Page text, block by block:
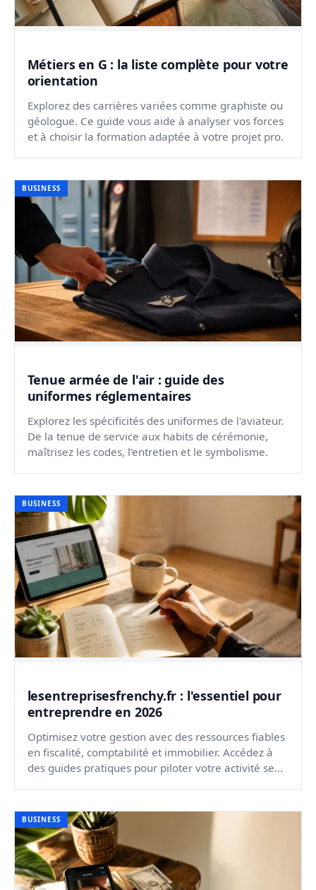
Métiers en G : la liste complète pour votre
orientation
Explorez des carrières variées comme graphiste ou
géologue. Ce guide vous aide à analyser vos forces
et à choisir la formation adaptée à votre projet pro.
BUSINESS
Tenue armée de l'air : guide des
uniformes réglementaires
Explorez les spécificités des uniformes de l'aviateur.
De la tenue de service aux habits de cérémonie,
maîtrisez les codes, l'entretien et le symbolisme.
BUSINESS
lesentreprisesfrenchy.fr : l'essentiel pour
entreprendre en 2026
Optimisez votre gestion avec des ressources fiables
en fiscalité, comptabilité et immobilier. Accédez à
des guides pratiques pour piloter votre activité se...
BUSINESS